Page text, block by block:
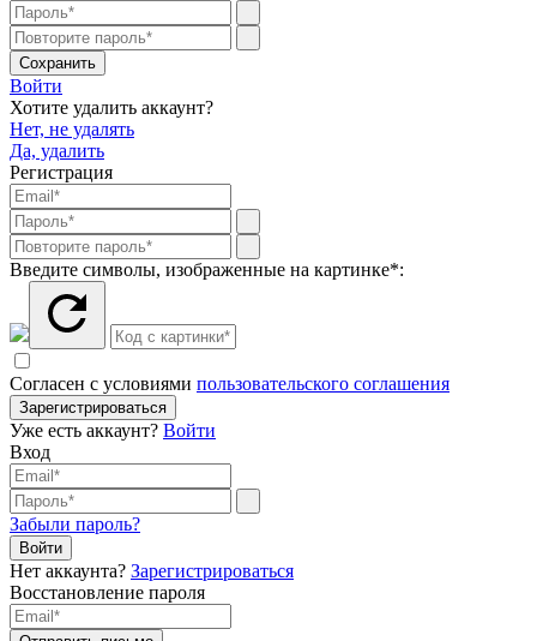
Сохранить
Войти
Хотите удалить аккаунт?
Нет, не удалять
Да, удалить
Регистрация
Введите символы, изображенные на картинке*:
Согласен с условиями пользовательского соглашения
Зарегистрироваться
Уже есть аккаунт? Войти
Вход
Забыли пароль?
Нет аккаунта? Зарегистрироваться
Восстановление пароля